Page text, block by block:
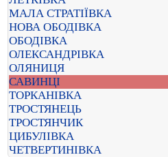
МАЛА СТРАТІЇВКА
НОВА ОБОДІВКА
ОБОДІВКА
ОЛЕКСАНДРІВКА
ОЛЯНИЦЯ
САВИНЦІ
ТОРКАНІВКА
ТРОСТЯНЕЦЬ
ТРОСТЯНЧИК
ЦИБУЛІВКА
ЧЕТВЕРТИНІВКА